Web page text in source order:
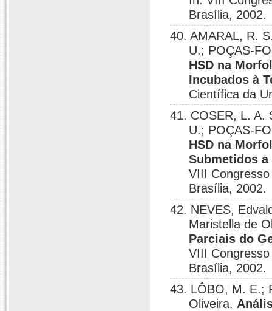
Brasília, 2002.
40. AMARAL, R.
U.; POÇAS-
HSD na
Incubados à
Científica da
41. COSER, L. A.
U.; POÇAS-
HSD na
Submetidos a
VIII
Brasília, 2002.
42. NEVES,
Maristella de
Parciais do
VIII
Brasília, 2002.
43. LÔBO, M. E.;
Oliveira.